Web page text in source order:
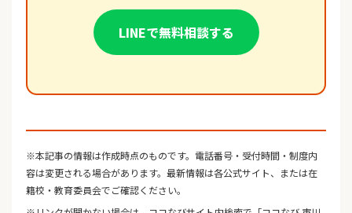
LINEで無料相談する
※本記事の情報は作成時点のものです。電話番号・受付時間・制度内
容は変更される場合があります。最新情報は各公式サイト、または在
籍校・教育委員会でご確認ください。